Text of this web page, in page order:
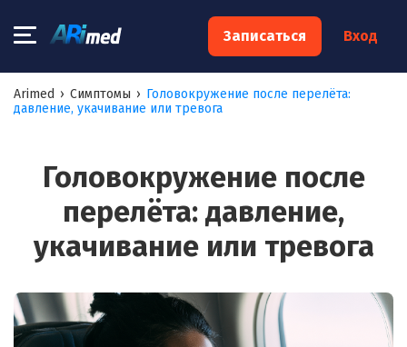
Записаться Вход
Arimed › Симптомы › Головокружение после перелёта:
давление, укачивание или тревога
Головокружение после
перелёта: давление,
укачивание или тревога
×
Запишитесь на консультацию к
специалисту
Ваш телефон:*